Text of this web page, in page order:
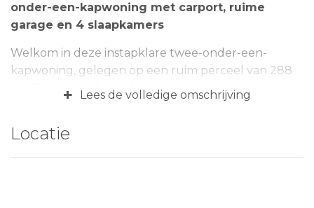
onder-een-kapwoning met carport, ruime
garage en 4 slaapkamers
Welkom in deze instapklare twee-onder-een-
kapwoning, gelegen op een ruim perceel van 288
m². De woning beschikt over een ruime eigen oprit
met plaats voor drie auto’s, een carport voorzien
en een zonnige achtertuin met een royale garage
van 46 m² inclusief een garagezolder van 14 m². De
+ Lees de volledige omschrijving
Locatie